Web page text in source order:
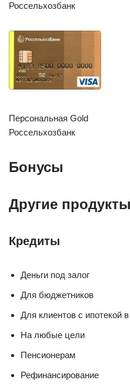
Россельхозбанк
Персональная Gold
Россельхозбанк
Бонусы
Другие
Кредиты
Деньги под залог
Для бюджетников
Для клиентов с ипотекой
На любые цели
Пенсионерам
Рефинансирование